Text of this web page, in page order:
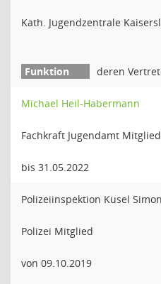
Kath. Jugendzentrale
deren
Michael Heil-Habermann
Fachkraft Jugendamt Mitglied
bis 31.05.2022
Polizeiinspektion Kusel
Polizei Mitglied
von 09.10.2019